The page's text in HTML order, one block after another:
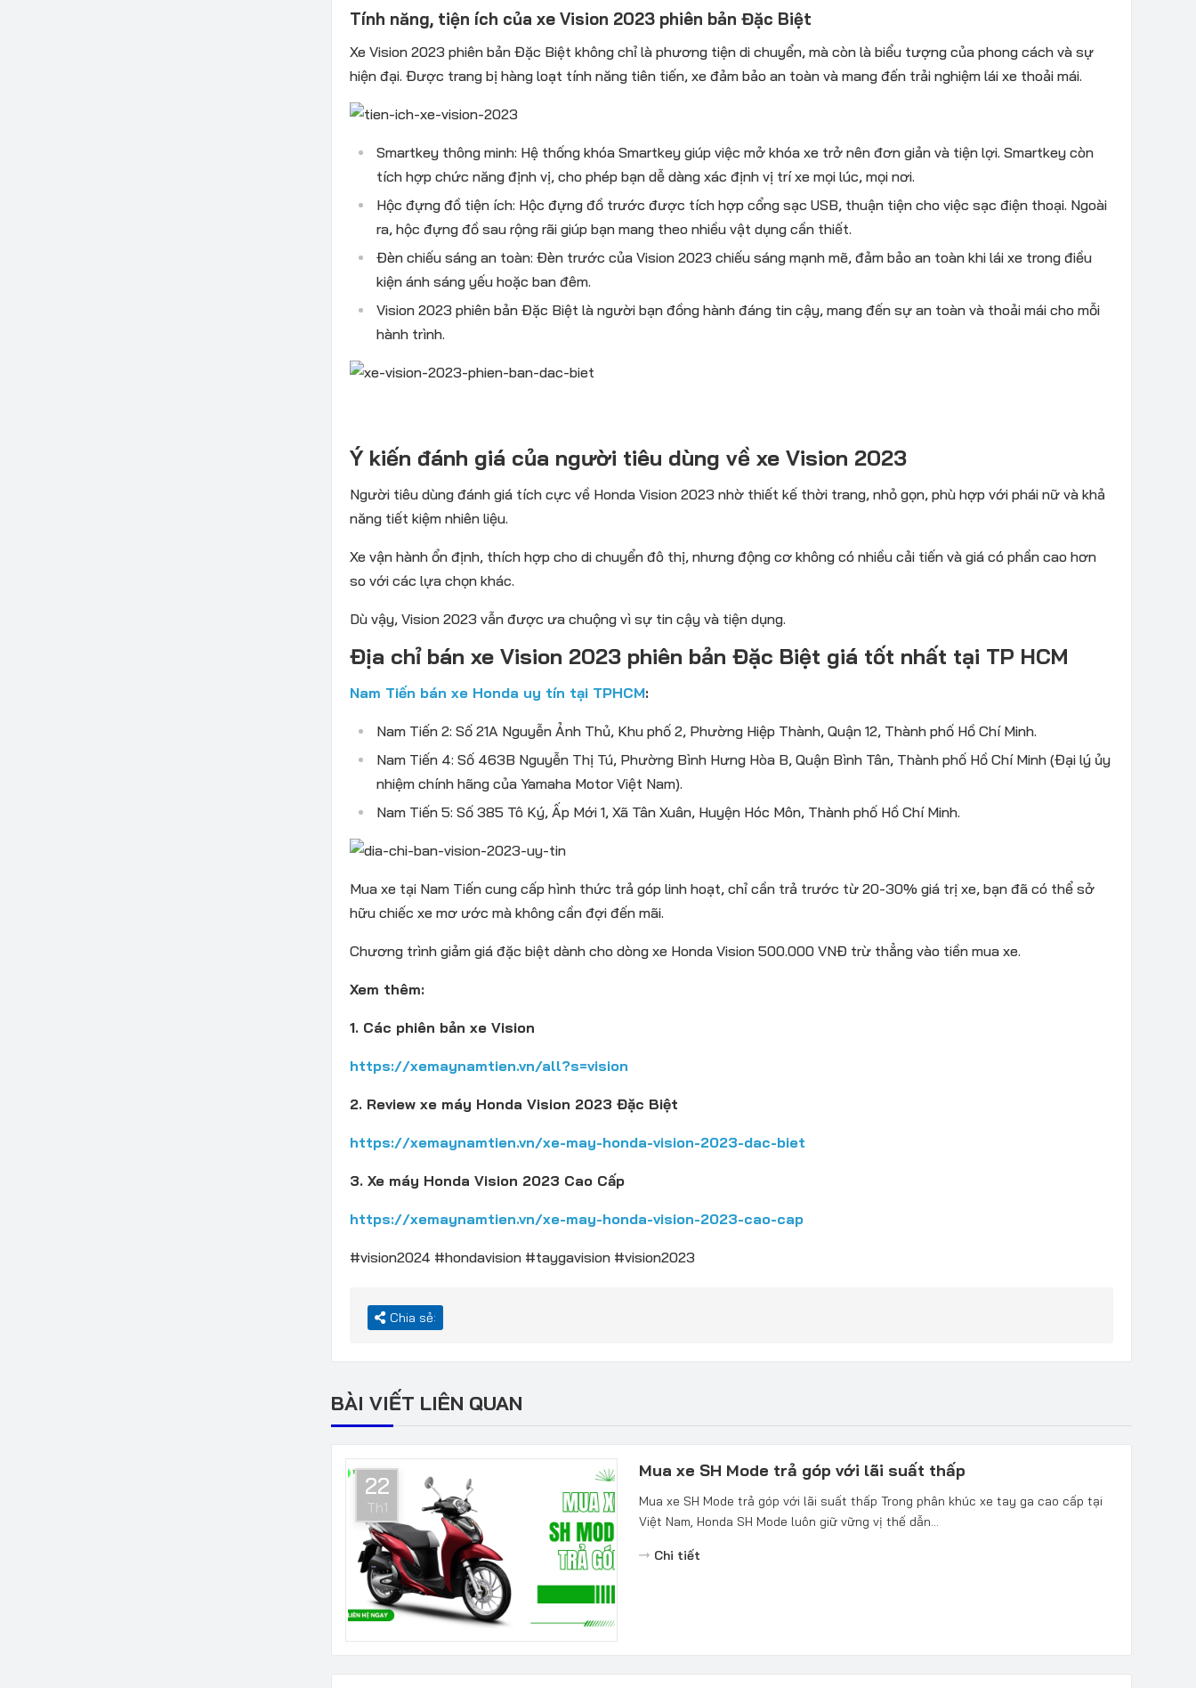
Tính năng, tiện ích của xe Vision 2023 phiên bản Đặc Biệt
Xe Vision 2023 phiên bản Đặc Biệt không chỉ là phương tiện di chuyển, mà còn là biểu tượng của phong cách và sự
hiện đại. Được trang bị hàng loạt tính năng tiên tiến, xe đảm bảo an toàn và mang đến trải nghiệm lái xe thoải mái.
Smartkey thông minh: Hệ thống khóa Smartkey giúp việc mở khóa xe trở nên đơn giản và tiện lợi. Smartkey còn
tích hợp chức năng định vị, cho phép bạn dễ dàng xác định vị trí xe mọi lúc, mọi nơi.
Hộc đựng đồ tiện ích: Hộc đựng đồ trước được tích hợp cổng sạc USB, thuận tiện cho việc sạc điện thoại. Ngoài
ra, hộc đựng đồ sau rộng rãi giúp bạn mang theo nhiều vật dụng cần thiết.
Đèn chiếu sáng an toàn: Đèn trước của Vision 2023 chiếu sáng mạnh mẽ, đảm bảo an toàn khi lái xe trong điều
kiện ánh sáng yếu hoặc ban đêm.
Vision 2023 phiên bản Đặc Biệt là người bạn đồng hành đáng tin cậy, mang đến sự an toàn và thoải mái cho mỗi
hành trình.
Ý kiến đánh giá của người tiêu dùng về xe Vision 2023
Người tiêu dùng đánh giá tích cực về Honda Vision 2023 nhờ thiết kế thời trang, nhỏ gọn, phù hợp với phái nữ và khả
năng tiết kiệm nhiên liệu.
Xe vận hành ổn định, thích hợp cho di chuyển đô thị, nhưng động cơ không có nhiều cải tiến và giá có phần cao hơn
so với các lựa chọn khác.
Dù vậy, Vision 2023 vẫn được ưa chuộng vì sự tin cậy và tiện dụng.
Địa chỉ bán xe Vision 2023 phiên bản Đặc Biệt giá tốt nhất tại TP HCM
Nam Tiến bán xe Honda uy tín tại TPHCM:
Nam Tiến 2: Số 21A Nguyễn Ảnh Thủ, Khu phố 2, Phường Hiệp Thành, Quận 12, Thành phố Hồ Chí Minh.
Nam Tiến 4: Số 463B Nguyễn Thị Tú, Phường Bình Hưng Hòa B, Quận Bình Tân, Thành phố Hồ Chí Minh (Đại lý ủy
nhiệm chính hãng của Yamaha Motor Việt Nam).
Nam Tiến 5: Số 385 Tô Ký, Ấp Mới 1, Xã Tân Xuân, Huyện Hóc Môn, Thành phố Hồ Chí Minh.
Mua xe tại Nam Tiến cung cấp hình thức trả góp linh hoạt, chỉ cần trả trước từ 20-30% giá trị xe, bạn đã có thể sở
hữu chiếc xe mơ ước mà không cần đợi đến mãi.
Chương trình giảm giá đặc biệt dành cho dòng xe Honda Vision 500.000 VNĐ trừ thẳng vào tiền mua xe.
Xem thêm:
1. Các phiên bản xe Vision
https://xemaynamtien.vn/all?s=vision
2. Review xe máy Honda Vision 2023 Đặc Biệt
https://xemaynamtien.vn/xe-may-honda-vision-2023-dac-biet
3. Xe máy Honda Vision 2023 Cao Cấp
https://xemaynamtien.vn/xe-may-honda-vision-2023-cao-cap
#vision2024 #hondavision #taygavision #vision2023
Chia sẻ:
BÀI VIẾT LIÊN QUAN
22
Th1
Mua xe SH Mode trả góp với lãi suất thấp
Mua xe SH Mode trả góp với lãi suất thấp Trong phân khúc xe tay ga cao cấp tại
Việt Nam, Honda SH Mode luôn giữ vững vị thế dẫn...
Chi tiết